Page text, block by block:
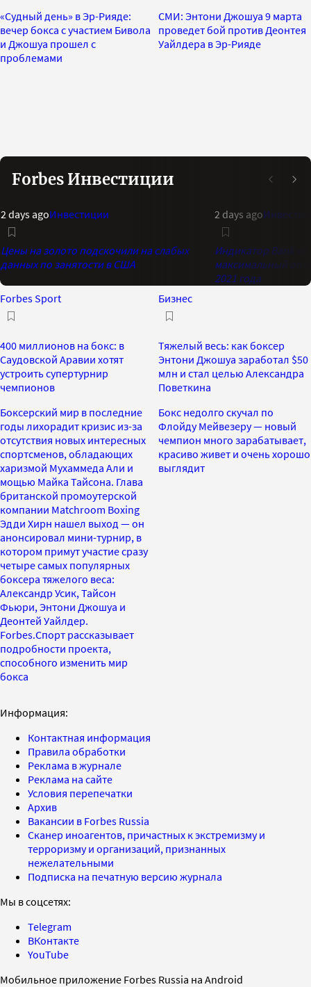
«Судный день» в Эр-Рияде:
вечер бокса с участием Бивола
и Джошуа прошел с
проблемами
СМИ: Энтони Джошуа 9 марта
проведет бой против Деонтея
Уайлдера в Эр-Рияде
Forbes Инвестиции
2 days agoИнвестиции
Цены на золото подскочили на слабых
данных по занятости в США
2 days ago
Индикатор Bank of
максимальный
2021 года
Forbes Sport
400 миллионов на бокс: в
Саудовской Аравии хотят
устроить супертурнир
чемпионов
Боксерский мир в последние
годы лихорадит кризис из-за
отсутствия новых интересных
спортсменов, обладающих
харизмой Мухаммеда Али и
мощью Майка Тайсона. Глава
британской промоутерской
компании Matchroom Boxing
Эдди Хирн нашел выход — он
анонсировал мини-турнир, в
котором примут участие сразу
четыре самых популярных
боксера тяжелого веса:
Александр Усик, Тайсон
Фьюри, Энтони Джошуа и
Деонтей Уайлдер.
Forbes.Спорт рассказывает
подробности проекта,
способного изменить мир
бокса
Бизнес
Тяжелый весь: как боксер
Энтони Джошуа заработал $50
млн и стал целью Александра
Поветкина
Бокс недолго скучал по
Флойду Мейвезеру — новый
чемпион много зарабатывает,
красиво живет и очень хорошо
выглядит
Информация:
Контактная информация
Правила обработки
Реклама в журнале
Реклама на сайте
Условия перепечатки
Архив
Вакансии в Forbes Russia
Сканер иноагентов, причастных к экстремизму и
терроризму и организаций, признанных
нежелательными
Подписка на печатную версию журнала
Мы в соцсетях:
Telegram
ВКонтакте
YouTube
Мобильное приложение Forbes Russia на Android